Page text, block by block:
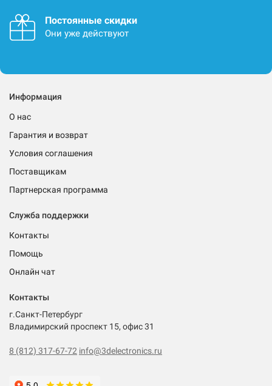
Постоянные скидки
Они уже действуют
Информация
О нас
Гарантия и возврат
Условия соглашения
Поставщикам
Партнерская программа
Служба поддержки
Контакты
Помощь
Онлайн чат
Контакты
г.Санкт-Петербург
Владимирский проспект 15, офис 31
8 (812) 317-67-72 info@3delectronics.ru